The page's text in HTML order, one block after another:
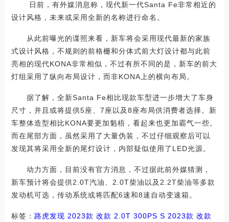
日前，有外媒消息称，现代新一代Santa Fe非常相近的
设计风格，未来或采用全新的名称进行命名。
从此前曝光的谍照来看，新车将会采用现代最新的家族
式设计风格，不规则的前格栅和分体式前大灯设计都与此前
亮相的现代KONA非常相似，不过有所不同的是，新车的前大
灯组采用了纵向布局设计，而非KONA上的横向布局。
据了解，全新Santa Fe相比现款车型进一步增大了车身
尺寸，并且或将提供5座、7座以及8座布局供消费者选择。新
车整体造型相比KONA要更加魁梧，看起来也更加霸气一些。
而在尾部方面，虽然采用了大量伪装，不过仔细观察后可以
发现其将采用全新的尾灯设计，内部疑似使用了LED光源。
动力方面，目前没有官方消息，不过据此前外媒猜测，
新车预计将会提供2.0T汽油、2.0T柴油以及2.2T柴油等多款
发动机可选，传动系统或将匹配6速和8速自动变速箱。
标签： 路虎发现 2023款 改款 2.0T 300PS S 2023款 改款